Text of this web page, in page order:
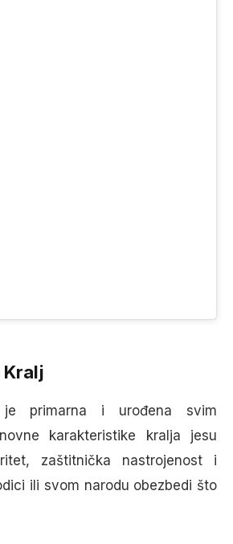
Kralj
je primarna i urođena svim
karakteristike kralja jesu
zaštitnička nastrojenost i
ili svom narodu obezbedi što